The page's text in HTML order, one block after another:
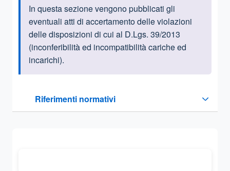
Informazioni introduttive
In questa sezione vengono pubblicati gli
eventuali atti di accertamento delle violazioni
delle disposizioni di cui al D.Lgs. 39/2013
(inconferibilità ed incompatibilità cariche ed
incarichi).
Riferimenti normativi
Sezione compressa